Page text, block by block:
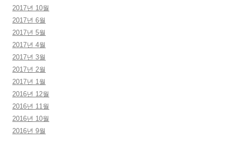
2017년 10월
2017년 6월
2017년 5월
2017년 4월
2017년 3월
2017년 2월
2017년 1월
2016년 12월
2016년 11월
2016년 10월
2016년 9월